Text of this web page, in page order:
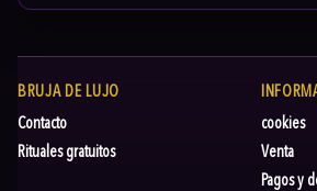
BRUJA DE LUJO
Contacto
Rituales gratuitos
cookies
Venta
Pagos y